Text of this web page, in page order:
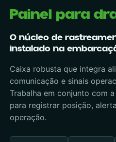
Painel para
O núcleo de
instalado na
Caixa robusta que integra
comunicação e sinais
Trabalha em conjunto com
para registrar posição,
operação.